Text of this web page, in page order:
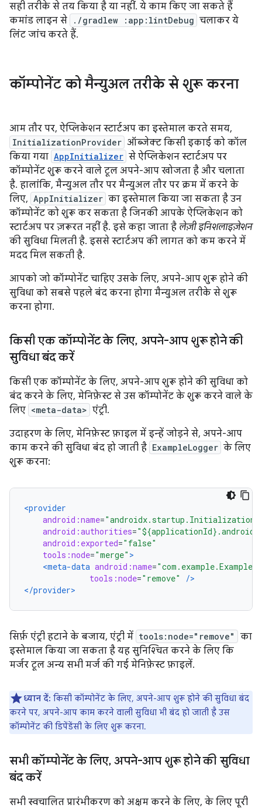
सही तरीके से तय किया है या नहीं. ये काम किए जा सकते हैं
कमांड लाइन से
./gradlew :app:lintDebug चलाकर ये
लिंट जांच करते हैं.
कॉम्पोनेंट को मैन्युअल तरीके से शुरू करना
आम तौर पर, ऐप्लिकेशन स्टार्टअप का इस्तेमाल करते समय,
InitializationProvider ऑब्जेक्ट किसी इकाई को कॉल
किया गया AppInitializer से ऐप्लिकेशन स्टार्टअप पर
कॉम्पोनेंट शुरू करने वाले टूल अपने-आप खोजता है और चलाता
है. हालांकि, मैन्युअल तौर पर मैन्युअल तौर पर क्रम में करने के
लिए, AppInitializer का इस्तेमाल किया जा सकता है उन
कॉम्पोनेंट को शुरू कर सकता है जिनकी आपके ऐप्लिकेशन को
स्टार्टअप पर ज़रूरत नहीं है. इसे कहा जाता है लेज़ी इनिशलाइज़ेशन
की सुविधा मिलती है. इससे स्टार्टअप की लागत को कम करने में
मदद मिल सकती है.
आपको जो कॉम्पोनेंट चाहिए उसके लिए, अपने-आप शुरू होने की
सुविधा को सबसे पहले बंद करना होगा मैन्युअल तरीके से शुरू
करना होगा.
किसी एक कॉम्पोनेंट के लिए, अपने-आप शुरू होने की
सुविधा बंद करें
किसी एक कॉम्पोनेंट के लिए, अपने-आप शुरू होने की सुविधा को
बंद करने के लिए, मेनिफ़ेस्ट से उस कॉम्पोनेंट के शुरू करने वाले के
लिए <meta-data> एंट्री.
उदाहरण के लिए, मेनिफ़ेस्ट फ़ाइल में इन्हें जोड़ने से, अपने-आप
काम करने की सुविधा बंद हो जाती है ExampleLogger के लिए
शुरू करना:
<provider
android:name=
android:authorities=
android:exported="false"
tools:node="merge" >
<meta-data android:name=
tools:node="remove"
/>
</provider>
सिर्फ़ एंट्री हटाने के बजाय, एंट्री में tools:node="remove"
का
इस्तेमाल किया जा सकता है यह सुनिश्चित करने के लिए कि
मर्जर टूल अन्य सभी मर्ज की गई मेनिफ़ेस्ट फ़ाइलें.
ध्यान दें: किसी कॉम्पोनेंट के लिए, अपने-आप शुरू होने की सुविधा बंद
करने पर, अपने-आप काम करने वाली सुविधा भी बंद हो जाती है उस
कॉम्पोनेंट की डिपेंडेंसी के लिए शुरू करना.
सभी कॉम्पोनेंट के लिए, अपने-आप शुरू होने की सुविधा
बंद करें
सभी स्वचालित प्रारंभीकरण को अक्षम करने के लिए, के लिए पूरी